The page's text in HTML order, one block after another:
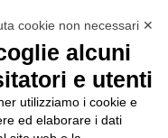
è cookie non necessari ✕
alcuni
e utenti
utilizziamo i cookie e
ed elaborare i dati